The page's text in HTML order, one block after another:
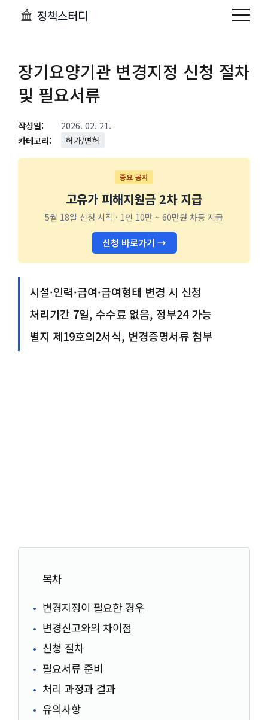
정책스터디
장기요양기관 변경지정 신청 절차
및 필요서류
작성일:
2026. 02. 21.
카테고리:
허가/면허
중요 공지
고유가 피해지원금 2차 지급
5월 18일 신청 시작 · 1인 10만 ~ 60만원 차등 지급
신청 바로가기 →
시설·인력·급여·급여형태 변경 시 신청
처리기간 7일, 수수료 없음, 정부24 가능
별지 제19호의2서식, 변경증명서류 첨부
목차
변경지정이 필요한 경우
변경신고와의 차이점
신청 절차
필요서류 준비
처리 과정과 결과
유의사항